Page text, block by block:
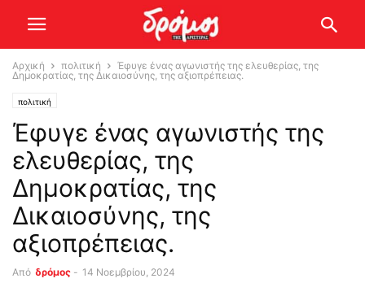
Αρχική πολιτική
Έφυγε ένας αγωνιστής της ελευθερίας, της
Δημοκρατίας, της Δικαιοσύνης, της αξιοπρέπειας.
πολιτική
Έφυγε ένας αγωνιστής της
ελευθερίας, της
Δημοκρατίας, της
Δικαιοσύνης, της
αξιοπρέπειας.
Από δρόμος - 14 Νοεμβρίου, 2024